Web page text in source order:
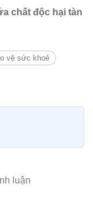
chất độc hại tàn
vệ sức khoẻ